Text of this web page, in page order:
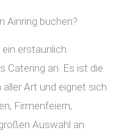
Ainring buchen?
erstaunlich
Catering an. Es ist die
Art und eignet sich
Firmenfeiern,
Auswahl an